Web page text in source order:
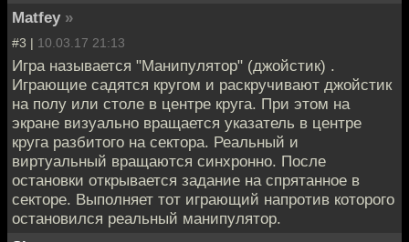
Matfey »
#3 | 10.03.17 21:13
Игра называется "Манипулятор" (джойстик) .
Играющие садятся кругом и раскручивают джойстик
на полу или столе в центре круга. При этом на
экране визуально вращается указатель в центре
круга разбитого на сектора. Реальный и
виртуальный вращаются синхронно. После
остановки открывается задание на спрятанное в
секторе. Выполняет тот играющий напротив которого
остановился реальный манипулятор.